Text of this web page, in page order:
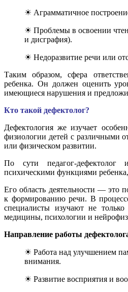
☀ Аграмматичное
☀ Проблемы в освоении
и дисграфия).
☀ Недоразвитие речи или
Таким образом, сфера
ребенка. Он должен оценить
имеющиеся нарушения и
Кто такой дефектолог?
Дефектология же изучает
физиологии детей с различными
или физическом развитии.
По сути педагог-
психическими функциями
Его область деятельности — это
к формированию речи. В
специалисты изучают не
медицины, психологии и
Направление работы
☀ Работа над улучшением
внимания.
☀ Развитие восприятия и